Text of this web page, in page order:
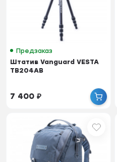
Предзаказ
Штатив Vanguard VESTA
TB204AB
7 400₽